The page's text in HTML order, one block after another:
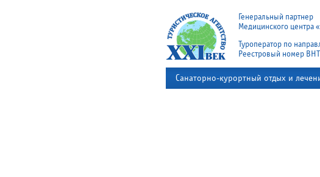
Генеральный партнер
Медицинского центра
Туроператор по
Реестровый номер
Санаторно-курортный отдых и